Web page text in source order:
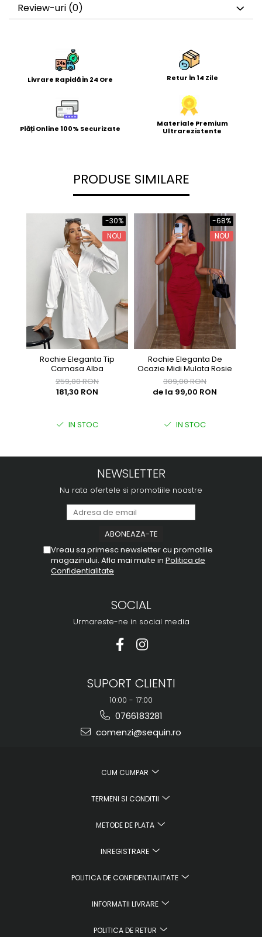
Review-uri (0)
Livrare Rapidă În 24 Ore Retur În 14 Zile
Plăți Online 100% Securizate
Materiale Premium
Ultrarezistente
PRODUSE SIMILARE
-30%
NOU
Rochie Eleganta Tip
Camasa Alba
259,00 RON
181,30 RON
IN STOC
-68%
NOU
Rochie Eleganta De
Ocazie Midi Mulata Rosie
309,00 RON
de la 99,00 RON
IN STOC
NEWSLETTER
Nu rata ofertele si promotiile noastre
Vreau sa primesc newsletter cu promotiile
magazinului. Afla mai multe in Politica de
Confidentialitate
SOCIAL
Urmareste-ne in social media
SUPORT CLIENTI
10:00 - 17:00
0766183281
comenzi@sequin.ro
CUM CUMPAR
TERMENI SI CONDITII
METODE DE PLATA
INREGISTRARE
POLITICA DE CONFIDENTIALITATE
INFORMATII LIVRARE
POLITICA DE RETUR